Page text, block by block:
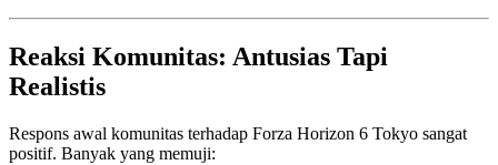
Reaksi Komunitas: Antusias Tapi
Realistis
Respons awal komunitas terhadap Forza Horizon 6 Tokyo sangat
positif. Banyak yang memuji: